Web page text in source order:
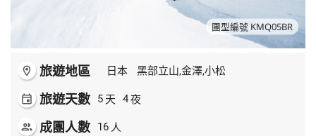
團型編號 KMQ05BR
room 旅遊地區 日本 黑部立山,金澤,小松
event 旅遊天數 5 天 4夜
people 成團人數 16 人